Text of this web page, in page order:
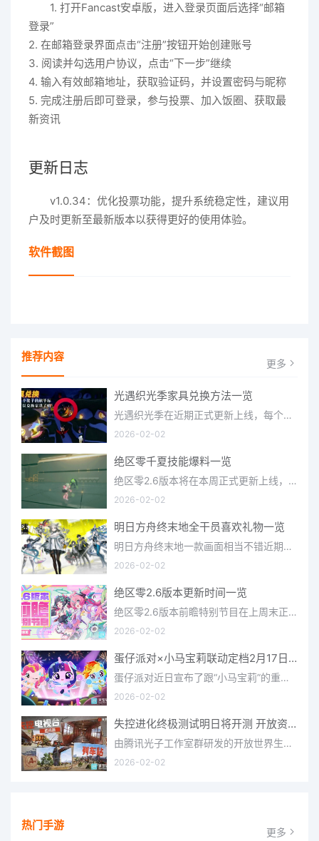
1. 打开Fancast安卓版，进入登录页面后选择“邮箱
登录”
2. 在邮箱登录界面点击“注册”按钮开始创建账号
3. 阅读并勾选用户协议，点击“下一步”继续
4. 输入有效邮箱地址，获取验证码，并设置密码与昵称
5. 完成注册后即可登录，参与投票、加入饭圈、获取最
新资讯
更新日志
v1.0.34：优化投票功能，提升系统稳定性，建议用
户及时更新至最新版本以获得更好的使用体验。
软件截图
推荐内容 更多
光遇织光季家具兑换方法一览
光遇织光季在近期正式更新上线，每个季节都有着许多全新内容和资讯可以让你来体验，不少刚体验的小伙伴想要知道
2026-02-02
绝区零千夏技能爆料一览
绝区零2.6版本将在本周正式更新上线，上周的前瞻直播官方给玩家们带来关于最新版本的卡池信息和相关活动内容，
2026-02-02
明日方舟终末地全干员喜欢礼物一览
明日方舟终末地一款画面相当不错近期非常火爆的大型二次元冒险游戏，这里有相当多好看的干员可以让你来抽取并
2026-02-02
绝区零2.6版本更新时间一览
绝区零2.6版本前瞻特别节目在上周末正式播出，官方给玩家们带来了许多关于最新版本的相关资讯和上线时间，不少
2026-02-02
蛋仔派对×小马宝莉联动定档2月17日 联动外观将登场
蛋仔派对近日宣布了跟“小马宝莉”的重磅联动！并且时间定档在了2月17日，此次联动将会上新很多外观，各种小马宝
2026-02-02
失控进化终极测试明日将开测 开放资格预下载已开启
由腾讯光子工作室群研发的开放世界生存进化手游《失控进化》宣布，终极测试将于明日正式开启，目前测试资格预下
2026-02-02
热门手游 更多